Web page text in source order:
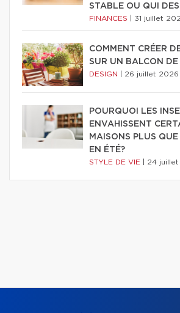
STABLE OU QUI
FINANCES 31 juillet
COMMENT CRÉER
SUR UN BALCON
DESIGN 26 juillet 2026
POURQUOI LES
ENVAHISSENT
MAISONS PLUS
EN ÉTÉ?
STYLE DE VIE 24